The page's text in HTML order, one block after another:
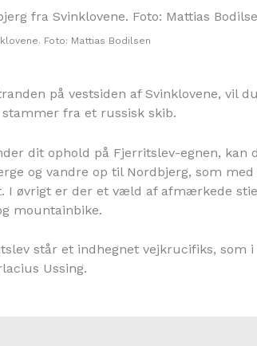
Foto: Mattias Bodilsen
på vestsiden af Svinklovene, vil
fra et russisk skib.
dit ophold på Fjerritslev-egnen, kan
og vandre op til Nordbjerg, som
I øvrigt er der et væld af afmærkede
mountainbike.
står et indhegnet vejkrucifiks, som
Ussing.